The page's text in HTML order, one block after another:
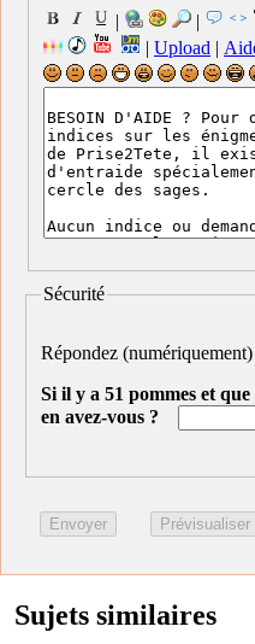
| |
| Upload |
Sécurité
Répondez
Si il y a 51 pommes et
en avez-vous ?
Sujets similaires